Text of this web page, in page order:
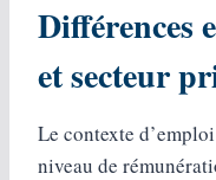
Différences
et secteur
Le contexte
niveau de